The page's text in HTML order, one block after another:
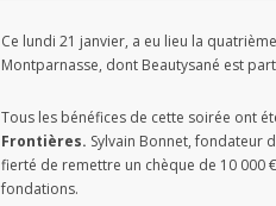
Ce lundi 21 janvier, a eu lieu la
Montparnasse, dont Beautysané est
Tous les bénéfices de cette soirée ont
Frontières. Sylvain Bonnet, fondateur
fierté de remettre un chèque de 10 000
fondations.